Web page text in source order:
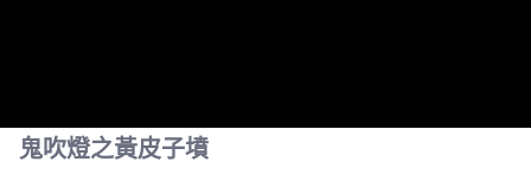
鬼吹燈之黃皮子墳